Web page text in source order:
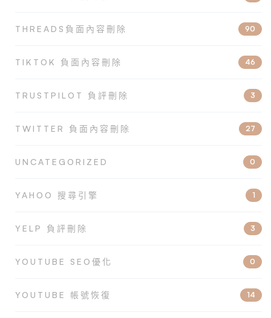
THREADS負面內容刪除 90
TIKTOK 負面內容刪除 46
TRUSTPILOT 負評刪除 3
TWITTER 負面內容刪除 27
UNCATEGORIZED 0
YAHOO 搜尋引擎 1
YELP 負評刪除 3
YOUTUBE SEO優化 0
YOUTUBE 帳號恢復 14